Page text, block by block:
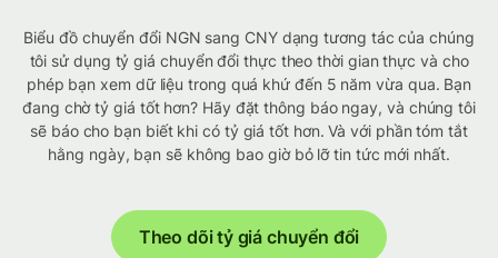
Biểu đồ chuyển đổi NGN sang CNY dạng tương tác của chúng
tôi sử dụng tỷ giá chuyển đổi thực theo thời gian thực và cho
phép bạn xem dữ liệu trong quá khứ đến 5 năm vừa qua. Bạn
đang chờ tỷ giá tốt hơn? Hãy đặt thông báo ngay, và chúng tôi
sẽ báo cho bạn biết khi có tỷ giá tốt hơn. Và với phần tóm tắt
hằng ngày, bạn sẽ không bao giờ bỏ lỡ tin tức mới nhất.
Theo dõi tỷ giá chuyển đổi